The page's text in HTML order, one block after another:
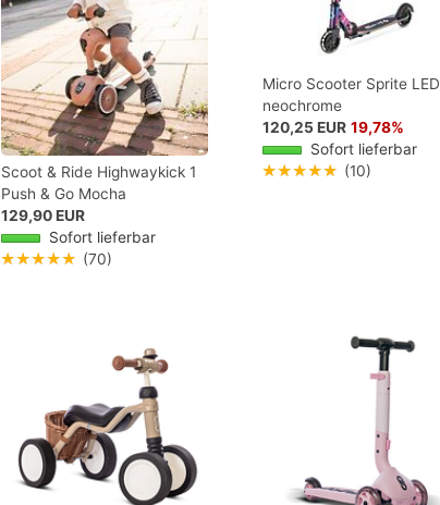
Scoot & Ride Highwaykick 1
Push & Go Mocha
129,90 EUR
Sofort lieferbar
★★★★★ (70)
Micro Scooter Sprite LED
neochrome
120,25 EUR 19,78%
Sofort lieferbar
★★★★★ (10)